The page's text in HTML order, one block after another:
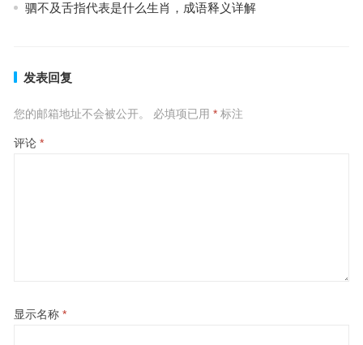
驷不及舌指代表是什么生肖，成语释义详解
发表回复
您的邮箱地址不会被公开。 必填项已用 *标注
评论 *
显示名称 *